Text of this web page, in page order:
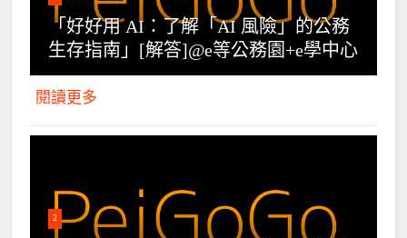
「好好用 AI：了解「AI 風險」的公務
生存指南」[解答]@e等公務園+e學中心
閱讀更多
2